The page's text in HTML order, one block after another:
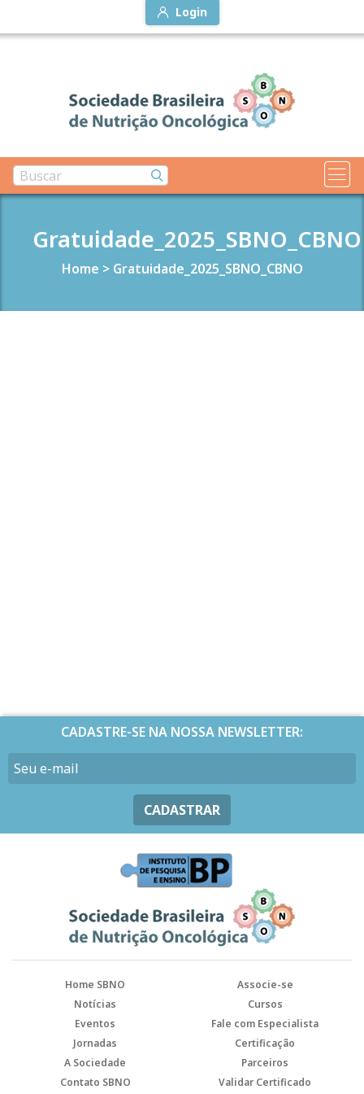
Login
Gratuidade_2025_SBNO_CBNO
Home > Gratuidade_2025_SBNO_CBNO
CADASTRE-SE NA NOSSA NEWSLETTER:
CADASTRAR
Home SBNO
Associe-se
Notícias
Cursos
Eventos
Fale com Especialista
Jornadas
Certificação
A Sociedade
Parceiros
Contato SBNO
Validar Certificado